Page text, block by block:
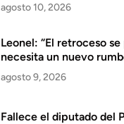
agosto 10, 2026
Leonel: “El retroceso
necesita un nuevo
agosto 9, 2026
Fallece el diputado del